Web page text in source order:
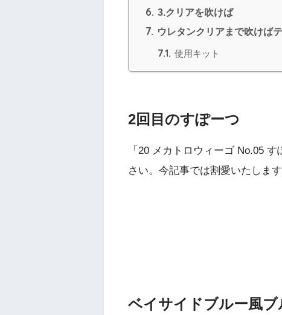
6. 3.クリアを吹けば
7. ウレタンクリアまで吹けば
7.1. 使用キット
2回目のすぽーつ
「20 メカトロウィーゴ No.05
さい。今記事では割愛いたします
ベイサイドブルー風